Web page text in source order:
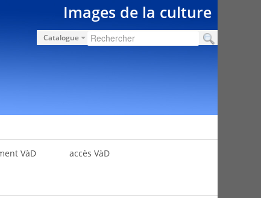
Images de la culture
Catalogue
VàD accès VàD